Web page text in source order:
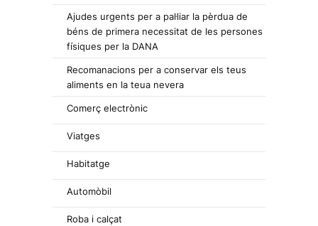
Ajudes urgents per a pal·liar la pèrdua de
béns de primera necessitat de les persones
físiques per la DANA
Recomanacions per a conservar els teus
aliments en la teua nevera
Comerç electrònic
Viatges
Habitatge
Automòbil
Roba i calçat